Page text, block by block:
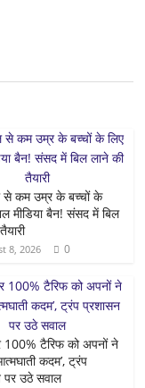
से कम उम्र के बच्चों के
मीडिया बैन! संसद में बिल
8, 2026 0
100% टैरिफ को अपनों ने
कदम’, ट्रंप
पर उठे सवाल